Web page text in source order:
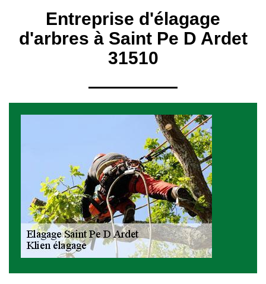
Entreprise d'élagage
d'arbres à Saint Pe D Ardet
31510